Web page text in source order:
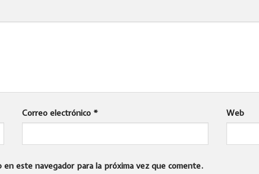
Correo electrónico * Web
este navegador para la próxima vez que comente.